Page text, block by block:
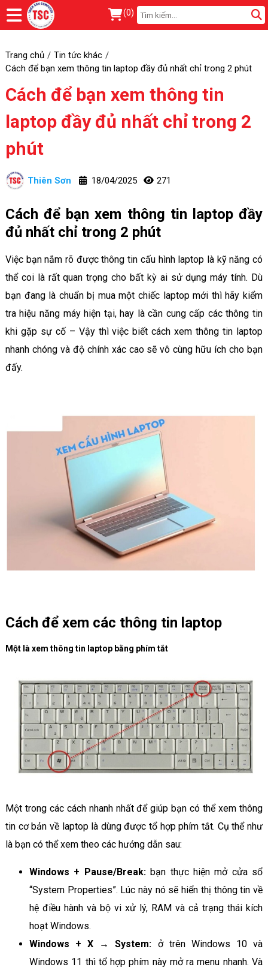
(0)
Trang chủ
Tin tức khác
Cách để bạn xem thông tin laptop đầy đủ nhất chỉ trong 2 phút
Cách để bạn xem thông tin
laptop đầy đủ nhất chỉ trong 2
phút
Thiên Sơn 18/04/2025 271
Cách để bạn xem thông tin laptop đầy
đủ nhất chỉ trong 2 phút
Việc bạn nắm rõ được thông tin cấu hình laptop là kỹ năng có
thể coi là rất quan trọng cho bất kỳ ai sử dụng máy tính. Dù
bạn đang là chuẩn bị mua một chiếc laptop mới thì hãy kiểm
tra hiệu năng máy hiện tại, hay là cần cung cấp các thông tin
khi gặp sự cố – Vậy thì việc biết cách xem thông tin laptop
nhanh chóng và độ chính xác cao sẽ vô cùng hữu ích cho bạn
đấy.
Cách để xem các thông tin laptop
Một là xem thông tin laptop bằng phím tắt
Một trong các cách nhanh nhất để giúp bạn có thể xem thông
tin cơ bản về laptop là dùng được tổ hợp phím tắt. Cụ thể như
là bạn có thể xem theo các hướng dẫn sau:​
Windows + Pause/Break:bạn thực hiện mở cửa sổ
“System Properties”. Lúc này nó sẽ hiển thị thông tin về
hệ điều hành và bộ vi xử lý, RAM và cả trạng thái kích
hoạt Windows.​
Windows + X
→ System: ở trên Windows 10 và
Windows 11 thì tổ hợp phím này mở ra menu nhanh. Và